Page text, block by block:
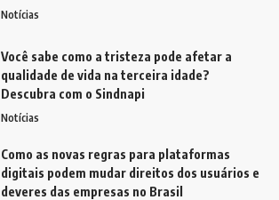
Notícias
Você sabe como a tristeza pode afetar a
qualidade de vida na terceira idade?
Descubra com o Sindnapi
Notícias
Como as novas regras para plataformas
digitais podem mudar direitos dos usuários e
deveres das empresas no Brasil